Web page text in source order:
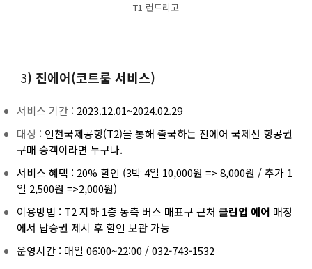
T1 런드리고
3) 진에어(코트룸 서비스)
서비스 기간 : 2023.12.01~2024.02.29
대상 : 인천국제공항(T2)을 통해 출국하는 진에어 국제선 항공권
구매 승객이라면 누구나.
서비스 혜택 : 20% 할인 (3박 4일 10,000원 => 8,000원 / 추가 1
일 2,500원 =>2,000원)
이용방법 : T2 지하 1층 동측 버스 매표구 근처 클린업 에어 매장
에서 탑승권 제시 후 할인 보관 가능
운영시간 : 매일 06:00~22:00 /032-743-1532